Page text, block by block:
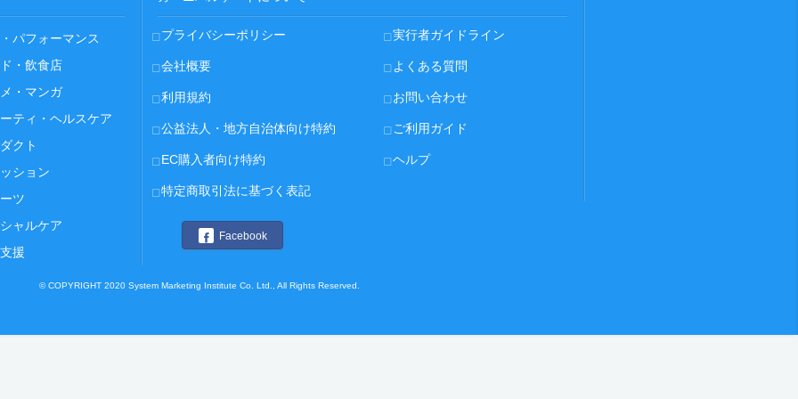
パフォーマンス
・飲食店
・マンガ
ティ・ヘルスケア
クト
ション
ツ
ャルケア
援
プライバシーポリシー
会社概要
利用規約
公益法人・地方自治体向け特約
EC購入者向け特約
特定商取引法に基づく表記
実行者ガイドライン
よくある質問
お問い合わせ
ご利用ガイド
ヘルプ
Facebook
© COPYRIGHT 2020 System Marketing Institute Co. Ltd., All Rights Reserved.